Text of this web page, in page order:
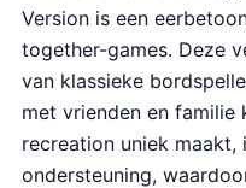
Version is een
together-games. Deze
van klassieke
met vrienden en familie
recreation uniek maakt,
ondersteuning,